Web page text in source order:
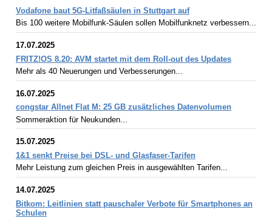
Vodafone baut 5G-Litfaßsäulen in Stuttgart auf
Bis 100 weitere Mobilfunk-Säulen sollen Mobilfunknetz verbessern...
17.07.2025
FRITZ!OS 8.20: AVM startet mit dem Roll-out des Updates
Mehr als 40 Neuerungen und Verbesserungen...
16.07.2025
congstar Allnet Flat M: 25 GB zusätzliches Datenvolumen
Sommeraktion für Neukunden...
15.07.2025
1&1 senkt Preise bei DSL- und Glasfaser-Tarifen
Mehr Leistung zum gleichen Preis in ausgewählten Tarifen...
14.07.2025
Bitkom: Leitlinien statt pauschaler Verbote für Smartphones an
Schulen